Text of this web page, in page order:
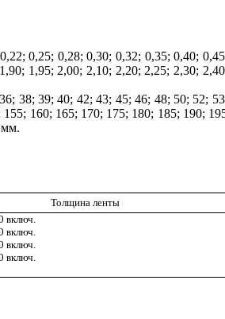
0,25; 0,28; 0,30; 0,32; 0,35; 0,40;
1,95; 2,00; 2,10; 2,20; 2,25; 2,30;
38; 39; 40; 42; 43; 45; 46; 48; 50; 52;
160; 165; 170; 175; 180; 185; 190;
мм.
Толщина ленты
включ.
включ.
включ.
включ.